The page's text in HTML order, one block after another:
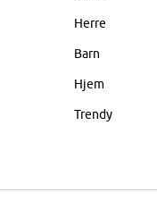
Herre
Barn
Hjem
Trendy